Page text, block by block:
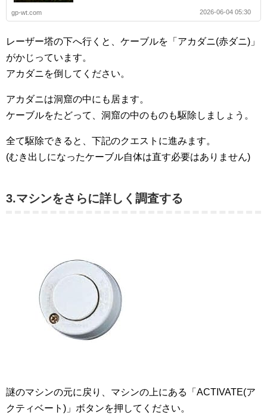
gp-wt.com 2026-06-04 05:30
レーザー塔の下へ行くと、ケーブルを「アカダニ(赤ダニ)」
がかじっています。
アカダニを倒してください。
アカダニは洞窟の中にも居ます。
ケーブルをたどって、洞窟の中のものも駆除しましょう。
全て駆除できると、下記のクエストに進みます。
(むき出しになったケーブル自体は直す必要はありません)
3.マシンをさらに詳しく調査する
謎のマシンの元に戻り、マシンの上にある「ACTIVATE(ア
クティベート)」ボタンを押してください。